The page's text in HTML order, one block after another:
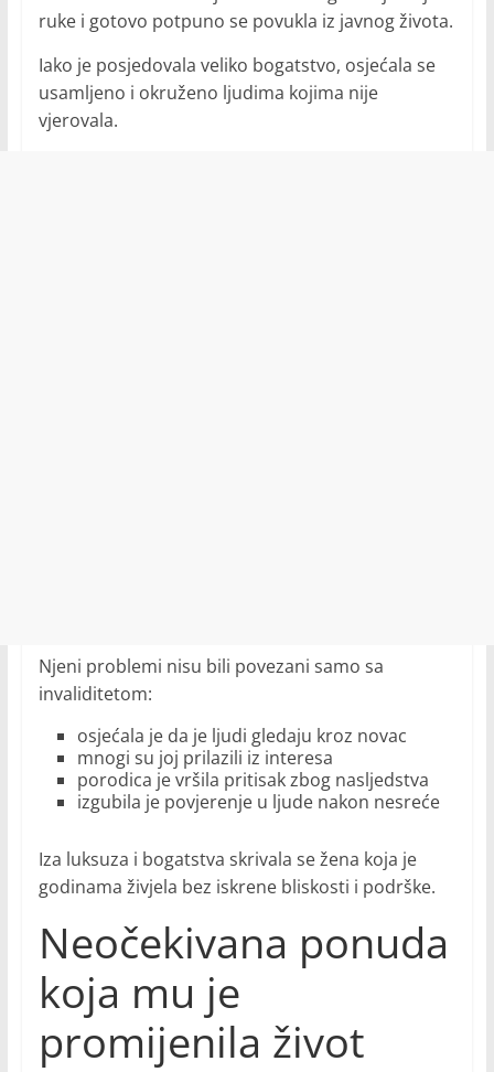
ruke i gotovo potpuno se povukla iz javnog života.
Iako je posjedovala veliko bogatstvo, osjećala se
usamljeno i okruženo ljudima kojima nije
vjerovala.
Njeni problemi nisu bili povezani samo sa
invaliditetom:
osjećala je da je ljudi gledaju kroz novac
mnogi su joj prilazili iz interesa
porodica je vršila pritisak zbog nasljedstva
izgubila je povjerenje u ljude nakon nesreće
Iza luksuza i bogatstva skrivala se žena koja je
godinama živjela bez iskrene bliskosti i podrške.
Neočekivana ponuda
koja mu je
promijenila život